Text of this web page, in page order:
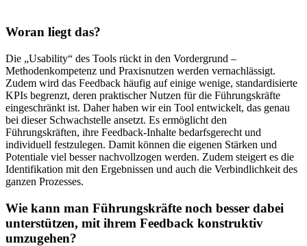
Woran liegt das?
Die „Usability“ des Tools rückt in den Vordergrund –
Methodenkompetenz und Praxisnutzen werden vernachlässigt.
Zudem wird das Feedback häufig auf einige wenige, standardisierte
KPIs begrenzt, deren praktischer Nutzen für die Führungskräfte
eingeschränkt ist. Daher haben wir ein Tool entwickelt, das genau
bei dieser Schwachstelle ansetzt. Es ermöglicht den
Führungskräften, ihre Feedback-Inhalte bedarfsgerecht und
individuell festzulegen. Damit können die eigenen Stärken und
Potentiale viel besser nachvollzogen werden. Zudem steigert es die
Identifikation mit den Ergebnissen und auch die Verbindlichkeit des
ganzen Prozesses.
Wie kann man Führungskräfte noch besser dabei
unterstützen, mit ihrem Feedback konstruktiv
umzugehen?